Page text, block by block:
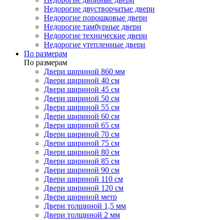
Недорогие двустворчатые двери
Недорогие порошковые двери
Недорогие тамбурные двери
Недорогие технические двери
Недорогие утепленные двери
По размерам
По размерам
Двери шириной 860 мм
Двери шириной 40 см
Двери шириной 45 см
Двери шириной 50 см
Двери шириной 55 см
Двери шириной 60 см
Двери шириной 65 см
Двери шириной 70 см
Двери шириной 75 см
Двери шириной 80 см
Двери шириной 85 см
Двери шириной 90 см
Двери шириной 110 см
Двери шириной 120 см
Двери шириной метр
Двери толщиной 1,5 мм
Двери толщиной 2 мм